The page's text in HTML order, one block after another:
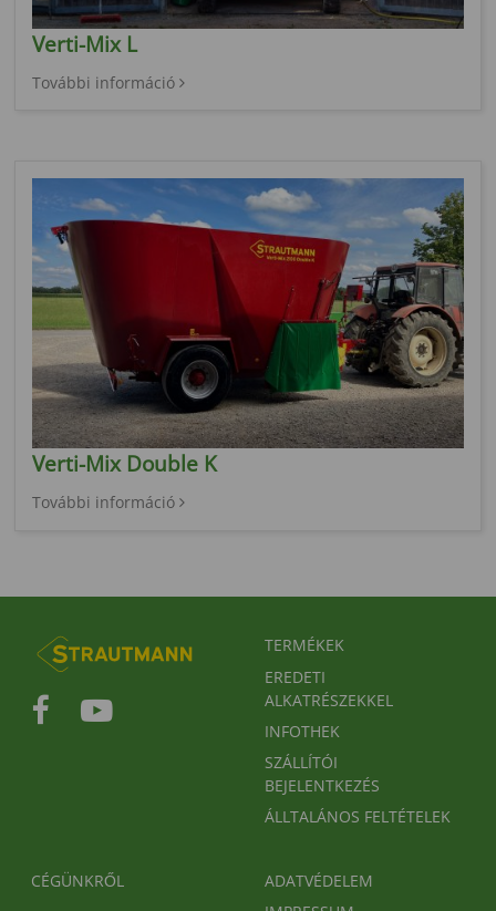
Verti-Mix L
További információ
Verti-Mix Double K
További információ
FUSSBEREICHSMENÜ
TERMÉKEK
EREDETI
ALKATRÉSZEKKEL
INFOTHEK
SZÁLLÍTÓI
BEJELENTKEZÉS
ÁLLTALÁNOS FELTÉTELEK
FUSSBEREICH 2
CÉGÜNKRŐL FUSSBEREICH 3
ADATVÉDELEM